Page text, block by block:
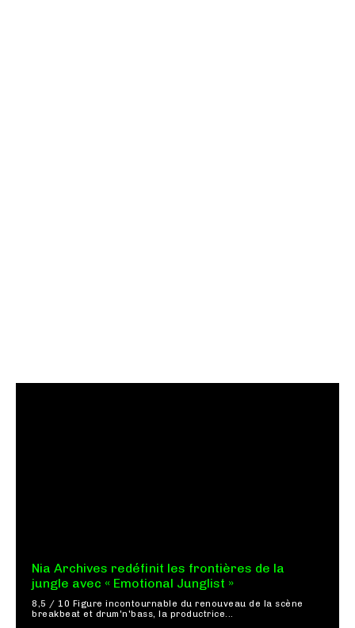
Nia Archives redéfinit les frontières de la
jungle avec « Emotional Junglist »
8,5 / 10 Figure incontournable du renouveau de la scène
breakbeat et drum'n'bass, la productrice...